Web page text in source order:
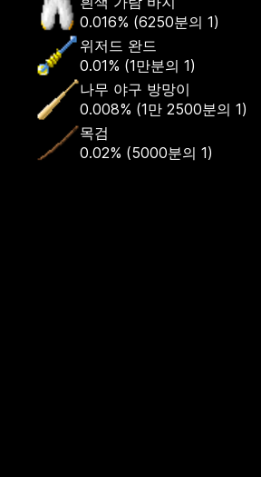
0.016% (6250분의 1)
위저드 완드
0.01% (1만분의 1)
나무 야구 방망이
0.008% (1만 2500분의 1)
목검
0.02% (5000분의 1)